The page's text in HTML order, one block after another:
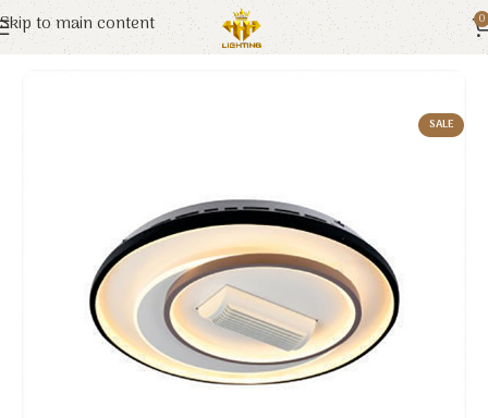
Skip to main content 0
Trang chủ Euroto Đèn Trang Trí
SALE